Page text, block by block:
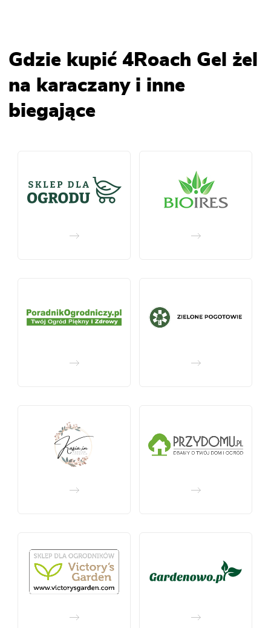
Gdzie kupić 4Roach Gel żel
na karaczany i inne
biegające